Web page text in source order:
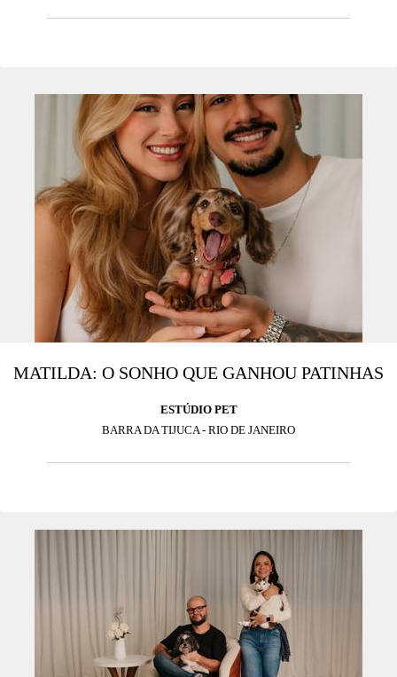
MATILDA: O SONHO QUE GANHOU PATINHAS
ESTÚDIO PET
BARRA DA TIJUCA - RIO DE JANEIRO